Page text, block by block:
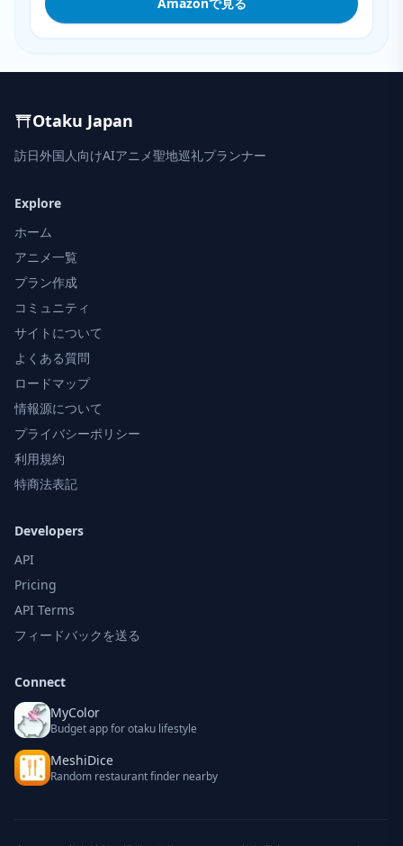
Otaku Japan
訪日外国人向けAIアニメ聖地巡礼プランナー
Explore
ホーム
アニメ一覧
プラン作成
コミュニティ
サイトについて
よくある質問
ロードマップ
情報源について
プライバシーポリシー
利用規約
特商法表記
Developers
API
Pricing
API Terms
フィードバックを送る
Connect
MyColor
Budget app for otaku lifestyle
MeshiDice
Random restaurant finder nearby